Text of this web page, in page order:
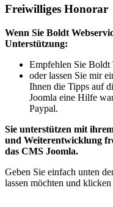
Freiwilliges Honorar
Wenn Sie Boldt
Unterstützung:
Empfehlen Sie Boldt
oder lassen Sie mir
Ihnen die Tipps auf
Joomla eine Hilfe
Paypal.
Sie unterstützen mit
und Weiterentwicklung
das CMS Joomla.
Geben Sie einfach unten
lassen möchten und